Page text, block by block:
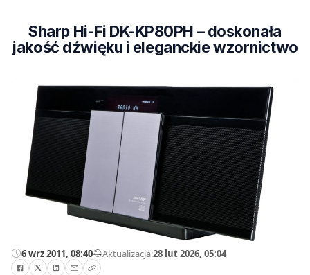
Sharp Hi-Fi DK-KP80PH – doskonała
jakość dźwięku i eleganckie wzornictwo
6 wrz 2011, 08:40—Aktualizacja:28 lut 2026, 05:04